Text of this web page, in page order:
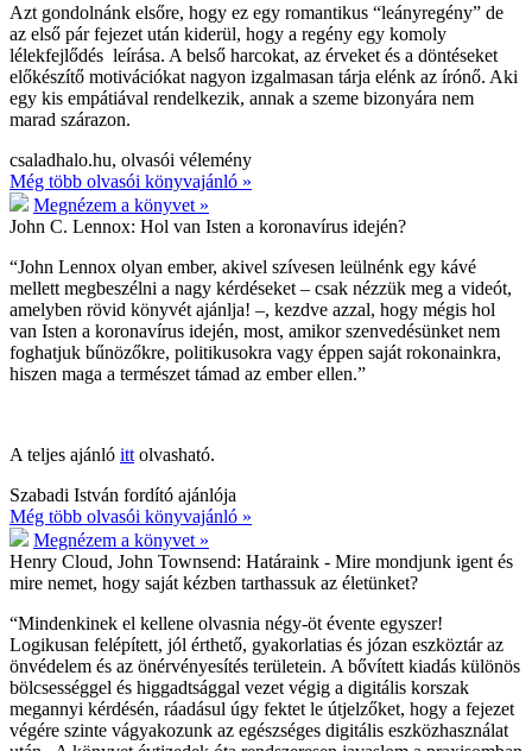
Azt gondolnánk elsőre, hogy ez egy romantikus “leányregény” de
az első pár fejezet után kiderül, hogy a regény egy komoly
lélekfejlődés leírása. A belső harcokat, az érveket és a döntéseket
előkészítő motivációkat nagyon izgalmasan tárja elénk az írónő. Aki
egy kis empátiával rendelkezik, annak a szeme bizonyára nem
marad szárazon.
csaladhalo.hu, olvasói vélemény
Még több olvasói könyvajánló »
Megnézem a könyvet »
John C. Lennox: Hol van Isten a koronavírus idején?
“John Lennox olyan ember, akivel szívesen leülnénk egy kávé
mellett megbeszélni a nagy kérdéseket – csak nézzük meg a videót,
amelyben rövid könyvét ajánlja! –, kezdve azzal, hogy mégis hol
van Isten a koronavírus idején, most, amikor szenvedésünket nem
foghatjuk bűnözőkre, politikusokra vagy éppen saját rokonainkra,
hiszen maga a természet támad az ember ellen.”
A teljes ajánló itt olvasható.
Szabadi István fordító ajánlója
Még több olvasói könyvajánló »
Megnézem a könyvet »
Henry Cloud, John Townsend: Határaink - Mire mondjunk igent és
mire nemet, hogy saját kézben tarthassuk az életünket?
“Mindenkinek el kellene olvasnia négy-öt évente egyszer!
Logikusan felépített, jól érthető, gyakorlatias és józan eszköztár az
önvédelem és az önérvényesítés területein. A bővített kiadás különös
bölcsességgel és higgadtsággal vezet végig a digitális korszak
megannyi kérdésén, ráadásul úgy fektet le útjelzőket, hogy a fejezet
végére szinte vágyakozunk az egészséges digitális eszközhasználat